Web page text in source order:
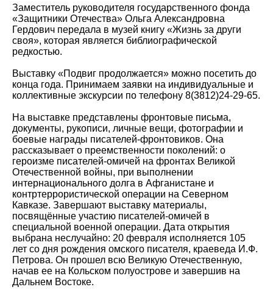
Заместитель руководителя государственного фонда
«Защитники Отечества» Ольга Александровна
Гердович передала в музей книгу «Жизнь за други
своя», которая является библиографической
редкостью.
Выставку «Подвиг продолжается» можно посетить до
конца года. Принимаем заявки на индивидуальные и
коллективные экскурсии по телефону 8(3812)24-29-65.
На выставке представлены фронтовые письма,
документы, рукописи, личные вещи, фотографии и
боевые награды писателей-фронтовиков. Она
рассказывает о преемственности поколений: о
героизме писателей-омичей на фронтах Великой
Отечественной войны, при выполнении
интернационального долга в Афганистане и
контртеррористической операции на Северном
Кавказе. Завершают выставку материалы,
посвящённые участию писателей-омичей в
специальной военной операции. Дата открытия
выбрана неслучайно: 20 февраля исполняется 105
лет со дня рождения омского писателя, краеведа И.Ф.
Петрова. Он прошел всю Великую Отечественную,
начав ее на Кольском полуострове и завершив на
Дальнем Востоке.